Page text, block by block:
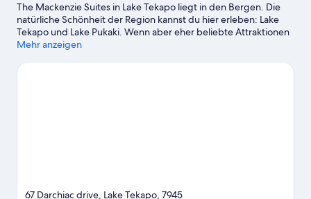
The Mackenzie Suites in Lake Tekapo liegt in den Bergen. Die
natürliche Schönheit der Region kannst du hier erleben: Lake
Tekapo und Lake Pukaki. Wenn aber eher beliebte Attraktionen
auf deiner Wunschliste stehen, kommst du hier auf deine
Good Shepherd und Tekapo Springs sind zwei weitere
Mehr anzeigen
67 Darchiac drive, Lake Tekapo, 7945